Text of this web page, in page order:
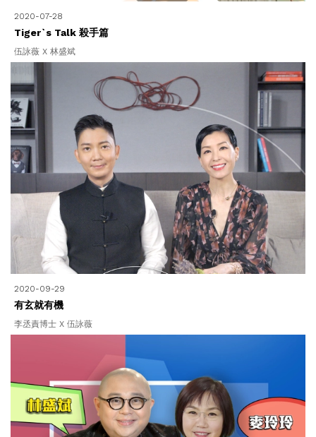
2020-07-28
Tiger`s Talk 殺手篇
伍詠薇 X 林盛斌
2020-09-29
有玄就有機
李丞責博士 X 伍詠薇